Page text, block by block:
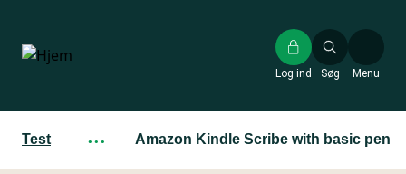
hovedindhold
Søg
Log ind Menu
Test ··· Amazon Kindle Scribe with basic pen